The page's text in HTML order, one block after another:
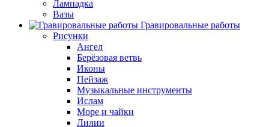
Лампадка
Вазы
Гравировальные работы
Рисунки
Ангел
Берёзовая ветвь
Иконы
Пейзаж
Музыкальные инструменты
Ислам
Море и чайки
Лилии